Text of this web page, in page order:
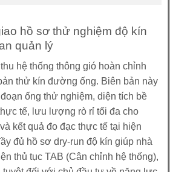
hồ sơ thử nghiệm độ kín
quản lý
hệ thống thông gió hoàn chỉnh
thử kín đường ống. Biên bản này
ống thử nghiệm, diện tích bề
tế, lưu lượng rò rỉ tối đa cho
kết quả đo đạc thực tế tại hiện
đủ hồ sơ dry-run độ kín giúp nhà
thủ tục TAB (Cân chỉnh hệ thống),